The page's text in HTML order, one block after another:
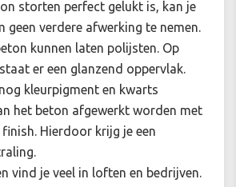
storten perfect gelukt is, kan je
geen verdere afwerking te nemen.
kunnen laten polijsten. Op
er een glanzend oppervlak.
kleurpigment en kwarts
het beton afgewerkt worden met
Hierdoor krijg je een
vind je veel in loften en bedrijven.